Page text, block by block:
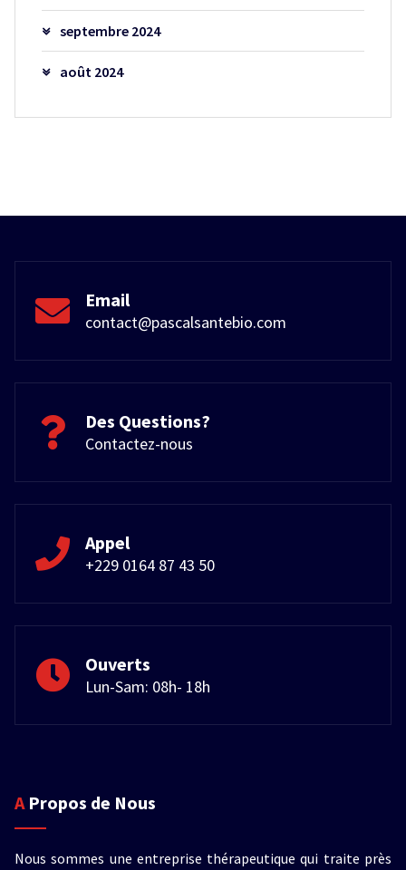
septembre 2024
août 2024
Email
contact@pascalsantebio.com
Des Questions?
Contactez-nous
Appel
+229 0164 87 43 50
Ouverts
Lun-Sam: 08h- 18h
A Propos de Nous
Nous sommes une entreprise thérapeutique qui traite près